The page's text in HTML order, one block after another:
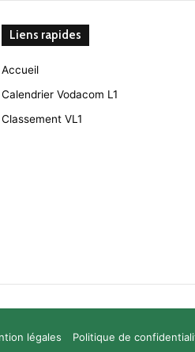
Liens rapides
Accueil
Calendrier Vodacom L1
Classement VL1
légales Politique de